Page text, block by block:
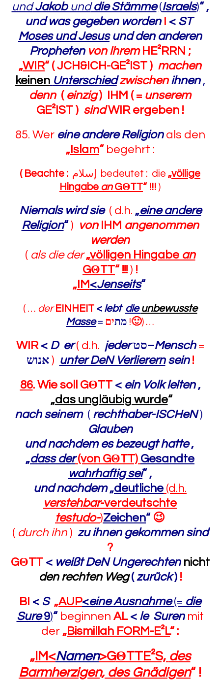
undJakob unddie Stämme (Israels)“ ,
und was gegeben wordenI < ST
Moses und Jesusund den anderen
Propheten von ihremHE²RRN ;
„WIR“ ( JCH&ICH-GE²IST ) machen
keinen Unterschied zwischen ihnen,
denn( einzig) IHM ( = unserem
GE²IST ) sindWIR ergeben !
85. Wer eine andere Religionals den
„Islam“ begehrt :
( Beachte : ‏إسلام‎ bedeutet : die „völlige
Hingabe anGΘTT“ !!! )
Niemals wird sie( d.h. „eine andere
Religion“ ) von IHM angenommen
werden
( als die der„völligen Hingabean
GΘTT“ !!! ) !
„IM <Jenseits“
( … der EINHEIT < lebt dieunbewusste
Masse= מת !🙂) …
WIR < D er( d.h. jeder סט–Mensch=
אנוש ) unter DeN Verlierernsein !
86. Wie soll GΘTT < ein Volk leiten ,
„das ungläubig wurde“
nach seinem ( rechthaber-ISCHeN)
Glauben
und nachdem es bezeugt hatte,
„dass der (von GΘTT) Gesandte
wahrhaftig sei“ ,
und nachdem „deutliche (d.h.
verstehbar-verdeutschte
testudo-)Zeichen“ 😉
( durch ihn ) zu ihnen gekommen sind
?
GΘTT < weißt DeN Ungerechten nicht
den rechten Weg(zurück)!
BI < S „AUP<eine Ausnahme (= die
Sure9)“ beginnen AL < le Surenmit
der „Bismillah FORM-E²L“ :
„IM<Namen>GΘTTE²S, des
Barmherzigen, des Gnädigen“ !